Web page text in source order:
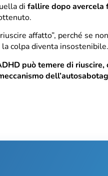
di fallire dopo avercela
affatto”, perché se
colpa diventa insostenibile.
può temere di riuscire,